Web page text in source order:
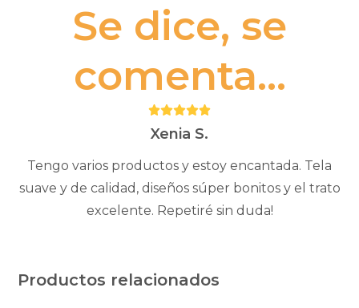
Se dice, se
comenta...
Puntuación:
5Xenia S.
Tengo varios productos y estoy encantada. Tela
suave y de calidad, diseños súper bonitos y el trato
excelente. Repetiré sin duda!
Productos relacionados